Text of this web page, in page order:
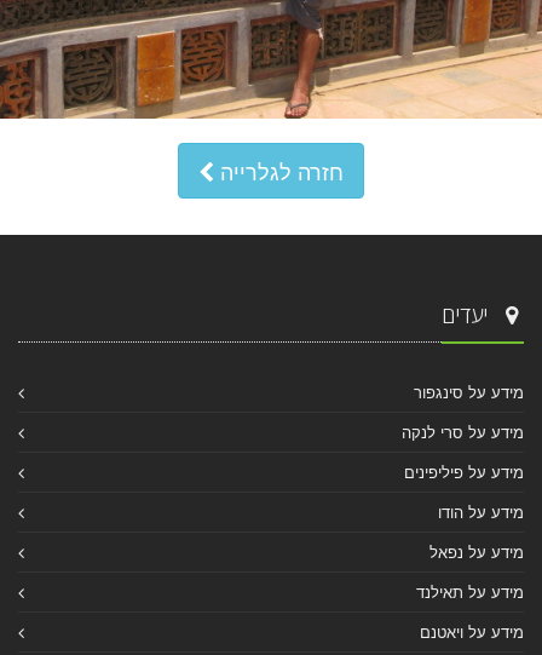
חזרה לגלרייה
יעדים
מידע על סינגפור
מידע על סרי לנקה
מידע על פיליפינים
מידע על הודו
מידע על נפאל
מידע על תאילנד
מידע על ויאטנם